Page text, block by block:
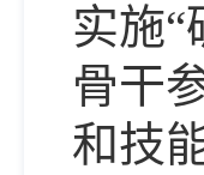
实施“
骨干
和技